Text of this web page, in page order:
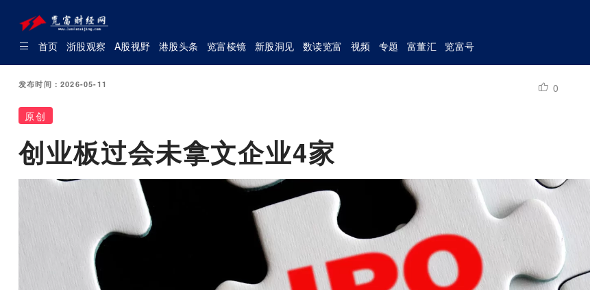
首页 浙股观察 A股视野 港股头条 览富棱镜 新股洞见 数读览富 视频 专题 富董汇 览富号
发布时间：2026-05-11 0
原创
创业板过会未拿文企业4家